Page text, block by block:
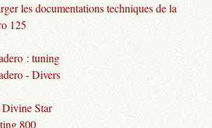
les documentations techniques de la
125
: tuning
- Divers
Star
800